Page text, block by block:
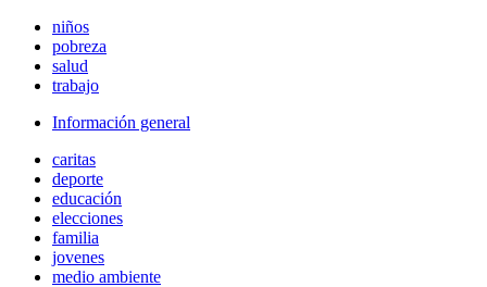
niños
pobreza
salud
trabajo
Información general
caritas
deporte
educación
elecciones
familia
jovenes
medio ambiente